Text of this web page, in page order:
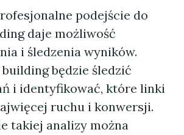
podejście do
daje możliwość
i śledzenia wyników.
będzie śledzić
i identyfikować, które linki
ruchu i konwersji.
takiej analizy można